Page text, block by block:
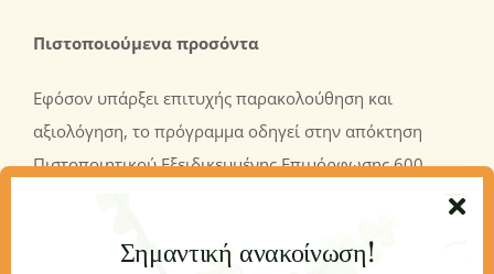
Πιστοποιούμενα προσόντα
Εφόσον υπάρξει επιτυχής παρακολούθηση και
αξιολόγηση, το πρόγραμμα οδηγεί στην απόκτηση
Πιστοποιητικού Εξειδικευμένης Επιμόρφωσης 600
Σημαντική ανακοίνωση!